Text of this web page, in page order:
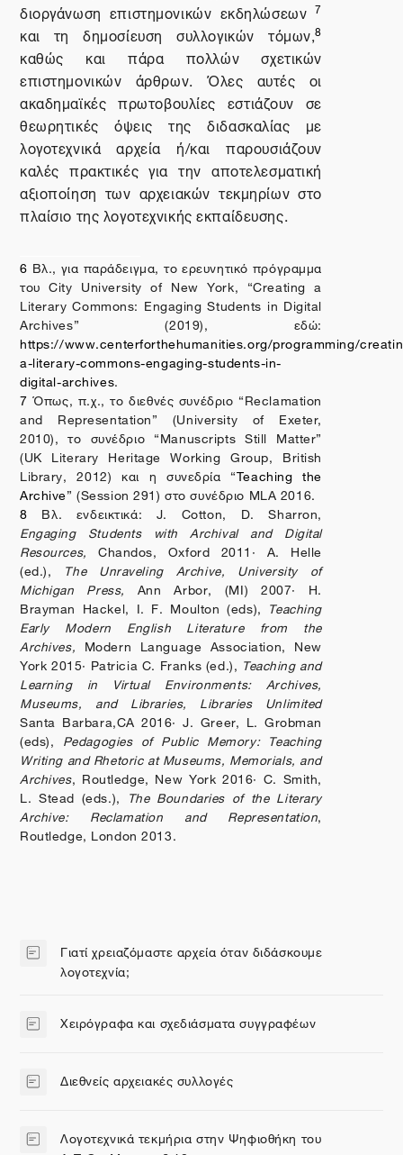
διοργάνωση επιστημονικών εκδηλώσεων7
και τη δημοσίευση συλλογικών τόμων,8
καθώς και πάρα πολλών σχετικών
επιστημονικών άρθρων. Όλες αυτές οι
ακαδημαϊκές πρωτοβουλίες εστιάζουν σε
θεωρητικές όψεις της διδασκαλίας με
λογοτεχνικά αρχεία ή/και παρουσιάζουν
καλές πρακτικές για την αποτελεσματική
αξιοποίηση των αρχειακών τεκμηρίων στο
πλαίσιο της λογοτεχνικής εκπαίδευσης.
6 Βλ., για παράδειγμα, τοερευνητικό πρόγραμμα
του City University of New York, “Creating a
Literary Commons: Engaging Students in Digital
Archives” (2019), εδώ:
https://www.centerforthehumanities.org/programming/
a-literary-commons-engaging-students-in-
digital-archives.
7 Όπως, π.χ.,το διεθνές συνέδριο “Reclamation
and Representation” (University of Exeter,
2010),το συνέδριο “Manuscripts Still Matter”
(UK Literary Heritage Working Group, British
Library, 2012)και η συνεδρία “Teaching the
Archive” (Session 291)στο συνέδριο MLA 2016.
8 Βλ. ενδεικτικά: J. Cotton, D. Sharron,
Engaging Students with Archival and Digital
Resources, Chandos, Oxford 2011· A. Helle
(ed.), The Unraveling Archive, University of
Michigan Press, Ann Arbor, (MI) 2007· H.
Brayman Hackel, I. F. Moulton (eds), Teaching
Early Modern English Literature from the
Archives, Modern Language Association, New
York2015· Patricia C. Franks (ed.), Teaching and
Learning in Virtual Environments: Archives,
Museums, and Libraries, Libraries Unlimited
Santa Barbara,CA 2016· J. Greer, L. Grobman
(eds), Pedagogies of Public Memory: Teaching
Writing and Rhetoric at Museums, Memorials, and
Archives, Routledge, New York 2016· C. Smith,
L. Stead (eds.), The Boundaries of the Literary
Archive: Reclamation and Representation,
Routledge, London 2013.
Γιατί χρειαζόμαστε αρχεία όταν διδάσκουμε
λογοτεχνία;
Σελίδα
Χειρόγραφα και σχεδιάσματα συγγραφέων
Σελίδα
Διεθνείς αρχειακές συλλογές
Σελίδα
Λογοτεχνικά τεκμήρια στην Ψηφιοθήκη του